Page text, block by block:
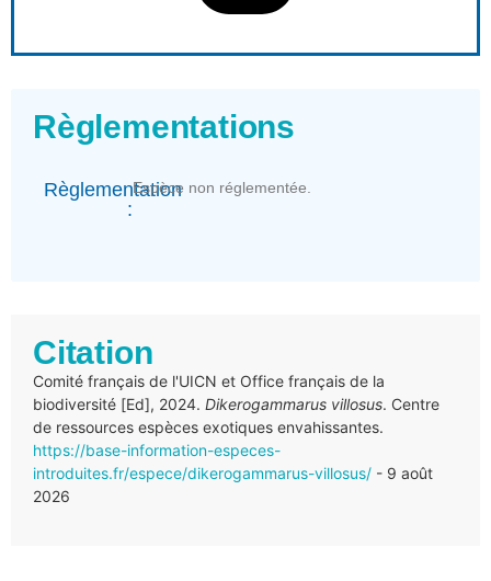
Règlementations
Règlementation
:
Espèce non réglementée.
Citation
Comité français de l'UICN et Office français de la
biodiversité [Ed], 2024. Dikerogammarus villosus. Centre
de ressources espèces exotiques envahissantes.
https://base-information-especes-
introduites.fr/espece/dikerogammarus-villosus/ - 9 août
2026